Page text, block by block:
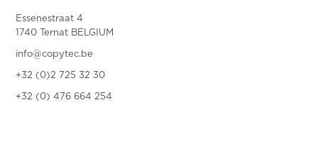
Essenestraat 4
1740 Ternat BELGIUM
info@copytec.be
+32 (0)2 725 32 30
+32 (0) 476 664 254